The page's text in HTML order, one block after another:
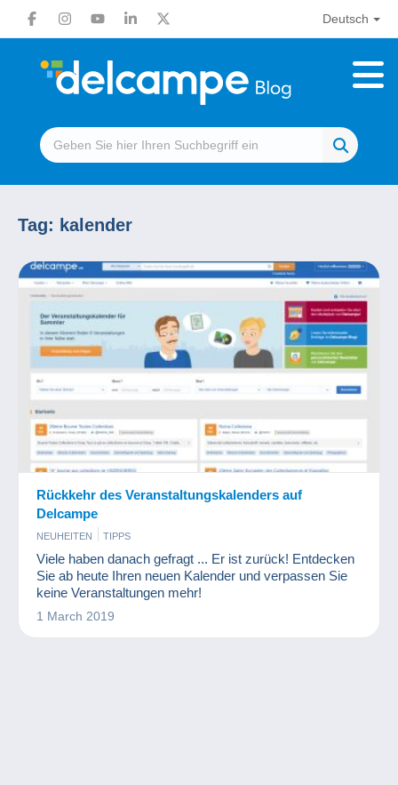
Deutsch
Tag: kalender
Rückkehr des Veranstaltungskalenders auf
Delcampe
NEUHEITEN TIPPS
Viele haben danach gefragt ... Er ist zurück! Entdecken
Sie ab heute Ihren neuen Kalender und verpassen Sie
keine Veranstaltungen mehr!
1 March 2019